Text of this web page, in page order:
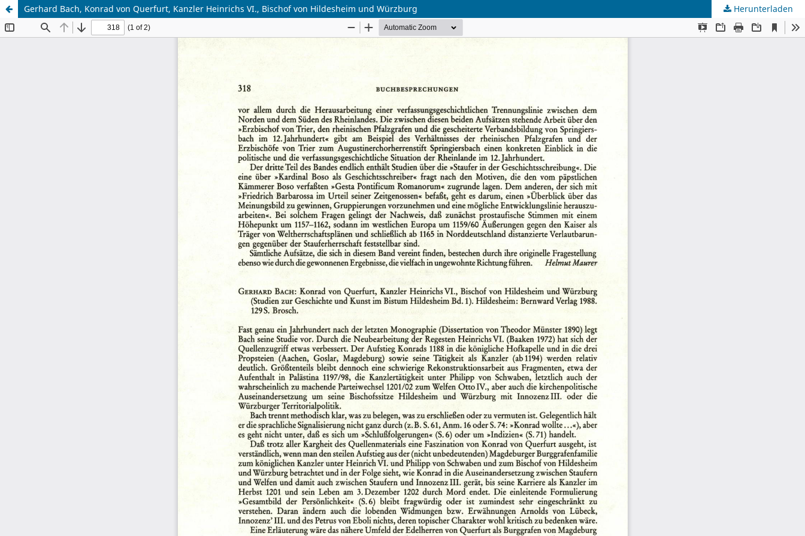
Gerhard Bach, Konrad von Querfurt, Kanzler Heinrichs VI., Bischof von Hildesheim und Würzburg Herunterladen